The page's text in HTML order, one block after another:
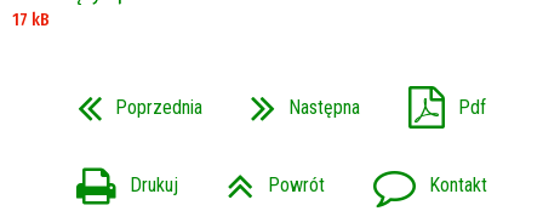
17 kB
Poprzednia Następna Pdf
Drukuj Powrót Kontakt